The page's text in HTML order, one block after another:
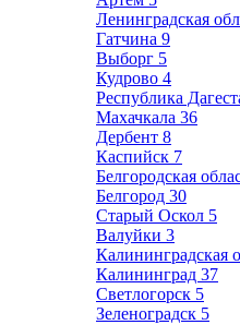
Ленинградская
Гатчина 9
Выборг 5
Кудрово 4
Республика
Махачкала 36
Дербент 8
Каспийск 7
Белгородская
Белгород 30
Старый Оскол 5
Валуйки 3
Калининградская
Калининград 37
Светлогорск 5
Зеленоградск 5